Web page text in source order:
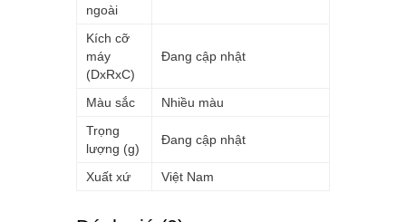
ngoài
Kích cỡ
máy
(DxRxC)
Đang cập nhật
Màu sắc
Nhiều màu
Trọng
lượng (g)
Đang cập nhật
Xuất xứ Việt Nam